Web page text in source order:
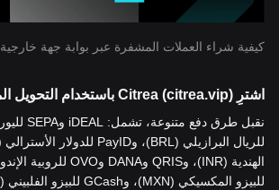
كيفية شراء العملات المشفرة عبر بوابة جهة خارجية
اشترِ Citrea (citrea.vip) باستخدام التحويل المصرفي